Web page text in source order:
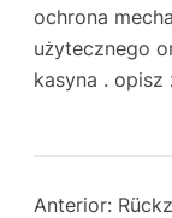
ochrona
użytecznego
kasyna .
Anterior: